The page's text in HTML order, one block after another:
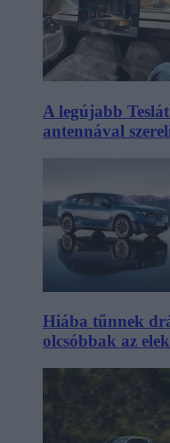
A legújabb
antennával
Hiába tűnnek
olcsóbbak az